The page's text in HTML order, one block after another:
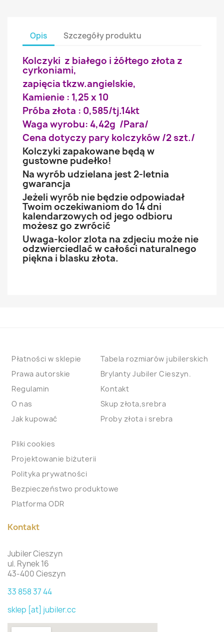
Opis Szczegóły produktu
Kolczyki z białego i żółtego złota z
cyrkoniami,
zapięcia tkzw.angielskie,
Kamienie : 1,25 x 10
Próba złota : 0,585/tj.14kt
Waga wyrobu: 4,42g /Para/
Cena dotyczy pary kolczyków /2 szt./
Kolczyki zapakowane będą w
gustowne pudełko!
Na wyrób udzielana jest 2-letnia
gwarancja
Jeżeli wyrób nie będzie odpowiadał
Twoim oczekiwaniom do 14 dni
kalendarzowych od jego odbioru
możesz go zwrócić
Uwaga-kolor zlota na zdjeciu może nie
odzwierciedlać w całości naturalnego
piękna i blasku złota.
Płatności w sklepie
Prawa autorskie
Regulamin
O nas
Jak kupować
Tabela rozmiarów jubilerskich
Brylanty Jubiler Cieszyn.
Kontakt
Skup złota,srebra
Proby złota i srebra
Pliki cookies
Projektowanie biżuterii
Polityka prywatności
Bezpieczeństwo produktowe
Platforma ODR
Kontakt
Jubiler Cieszyn
ul. Rynek 16
43-400 Cieszyn
33 858 37 44
sklep [at] jubiler.cc